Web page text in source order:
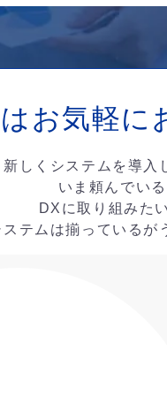
お気軽に
新しくシステムを導入
いま頼んでい
DXに取り組みた
ステムは揃っているが